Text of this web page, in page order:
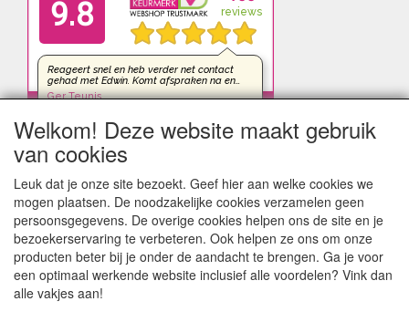
Welkom! Deze website maakt gebruik
van cookies
Leuk dat je onze site bezoekt. Geef hier aan welke cookies we
mogen plaatsen. De noodzakelijke cookies verzamelen geen
persoonsgegevens. De overige cookies helpen ons de site en je
bezoekerservaring te verbeteren. Ook helpen ze ons om onze
producten beter bij je onder de aandacht te brengen. Ga je voor
een optimaal werkende website inclusief alle voordelen? Vink dan
alle vakjes aan!